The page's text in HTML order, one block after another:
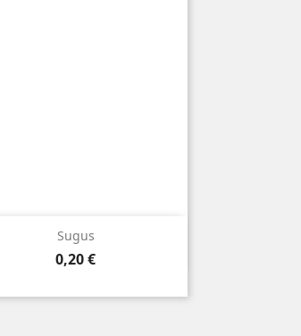
Sugus
Preu
0,20 €
Vista ràpida